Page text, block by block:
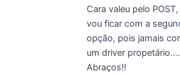
Cara valeu pelo
vou ficar com a
opção, pois jamais
um driver propetário….
Abraços!!